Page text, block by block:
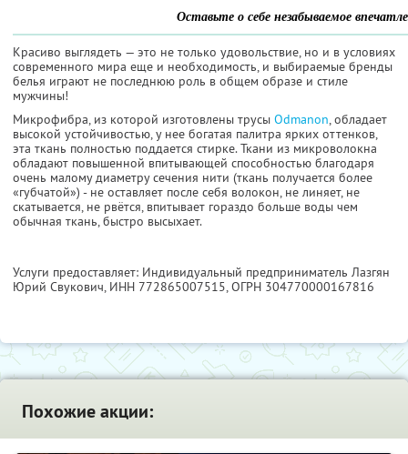
Оставьте о себе незабываемое
Красиво выглядеть — это не только удовольствие, но и в условиях
современного мира еще и необходимость, и выбираемые бренды
белья играют не последнюю роль в общем образе и стиле
мужчины!
Микрофибра, из которой изготовлены трусы Odmanon, обладает
высокой устойчивостью, у нее богатая палитра ярких оттенков,
эта ткань полностью поддается стирке. Ткани из микроволокна
обладают повышенной впитывающей способностью благодаря
очень малому диаметру сечения нити (ткань получается более
«губчатой») - не оставляет после себя волокон, не линяет, не
скатывается, не рвётся, впитывает гораздо больше воды чем
обычная ткань, быстро высыхает.
Услуги предоставляет: Индивидуальный предприниматель Лазгян
Юрий Свукович, ИНН 772865007515, ОГРН 304770000167816
Похожие акции: